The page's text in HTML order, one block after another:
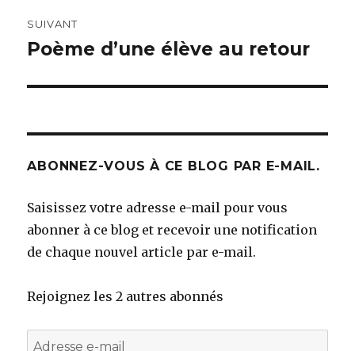
SUIVANT
Article
Poème d’une élève au retour
ABONNEZ-VOUS À CE BLOG PAR E-MAIL.
Saisissez votre adresse e-mail pour vous
abonner à ce blog et recevoir une notification
de chaque nouvel article par e-mail.
Rejoignez les 2 autres abonnés
Adresse